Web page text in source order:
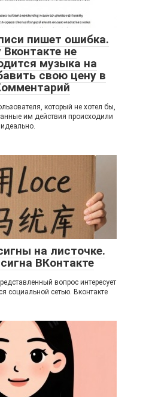
пишет ошибка.
не
музыка на
свою цену в
который не хотел бы,
им действия происходили
идеально.
на листочке.
ВКонтакте
вопрос интересует
социальной сетью. Вконтакте